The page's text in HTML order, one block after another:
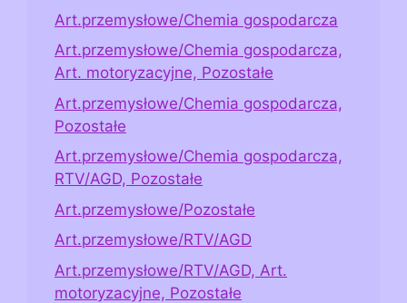
Art.przemysłowe/Chemia gospodarcza
Art.przemysłowe/Chemia gospodarcza,
Art. motoryzacyjne, Pozostałe
Art.przemysłowe/Chemia gospodarcza,
Pozostałe
Art.przemysłowe/Chemia gospodarcza,
RTV/AGD, Pozostałe
Art.przemysłowe/Pozostałe
Art.przemysłowe/RTV/AGD
Art.przemysłowe/RTV/AGD, Art.
motoryzacyjne, Pozostałe